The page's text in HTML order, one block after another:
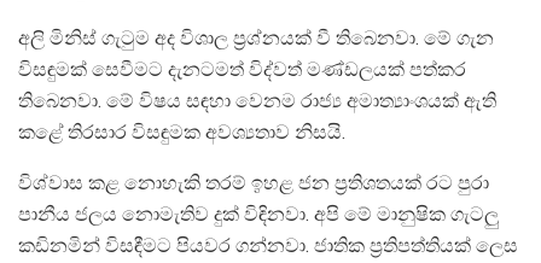
අලි මිනිස් ගැටුම අද විශාල ප්‍රශ්නයක් වී තිබෙනවා. මේ ගැන
විසඳුමක් සෙවීමට දැනටමත් විද්වත් මණ්ඩලයක් පත්කර
තිබෙනවා. මේ විෂය සඳහා වෙනම රාජ්‍ය අමාත්‍යාංශයක් ඇති
කළේ තිරසාර විසඳුමක අවශ්‍යතාව නිසයි.
විශ්වාස කළ නොහැකි තරම් ඉහළ ජන ප්‍රතිශතයක් රට පුරා
පානීය ජලය නොමැතිව දුක් විඳිනවා. අපි මේ මානුෂික ගැටලු
කඩිනමින් විසඳීමට පියවර ගන්නවා. ජාතික ප්‍රතිපත්තියක් ලෙස